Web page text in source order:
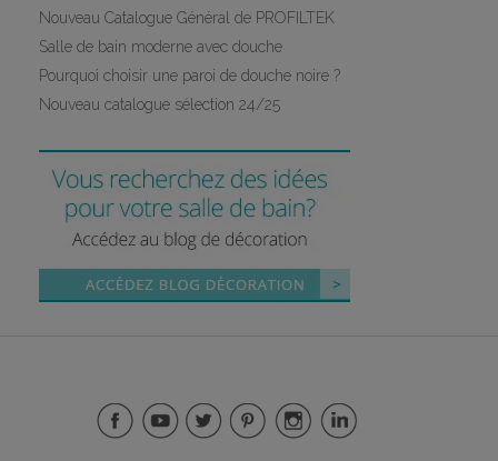
Nouveau Catalogue Général de PROFILTEK
Salle de bain moderne avec douche
Pourquoi choisir une paroi de douche noire ?
Nouveau catalogue sélection 24/25